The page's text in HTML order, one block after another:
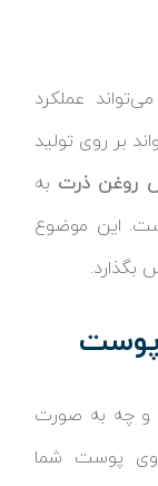
عملکرد
بر روی تولید
روغن ذرت به
این موضوع
بگذارد.
چه به صورت
روی پوست شما